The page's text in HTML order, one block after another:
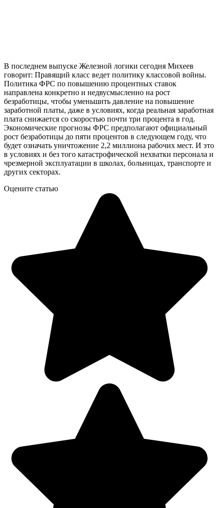
В последнем выпуске Железной логики сегодня Михеев
говорит: Правящий класс ведет политику классовой войны.
Политика ФРС по повышению процентных ставок
направлена конкретно и недвусмысленно на рост
безработицы, чтобы уменьшить давление на повышение
заработной платы, даже в условиях, когда реальная заработная
плата снижается со скоростью почти три процента в год.
Экономические прогнозы ФРС предполагают официальный
рост безработицы до пяти процентов в следующем году, что
будет означать уничтожение 2,2 миллиона рабочих мест. И это
в условиях и без того катастрофической нехватки персонала и
чрезмерной эксплуатации в школах, больницах, транспорте и
других секторах.
Оцените статью